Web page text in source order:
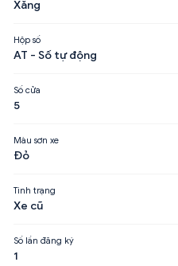
Xăng
Hộp số
AT - Số tự động
Số cửa
5
Màu sơn xe
Đỏ
Tình trạng
Xe cũ
Số lần đăng ký
1